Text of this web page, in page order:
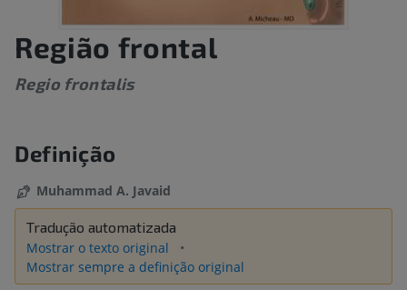
Região frontal
Regio frontalis
Definição
Muhammad A. Javaid
Tradução automatizada
Mostrar o texto original
Mostrar sempre a definição original